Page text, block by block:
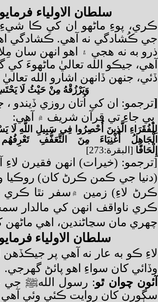
سلطان الاولياء
ڪري، پوءِ ماڻهو ان کي ڪا
جي ڪُشادگي نه آهي. ڪشادگي
ذرو به نه هجي ۽ اهو انهن سان
آهي، جيڪو الله تعاليٰ ماڻهوءَ
ڏئي، جنهن ڏانهن اشارو الله
وَيَرْزُقْهُ مِنْ حَيْثُ لَا
[ترجمو: ان کي اُتان روزي ڏيندو
ٻي جاءِ تي قرآن شريف ۾ آهي:
لِلْفُقَرَاءِ الَّذِينَ أُحْصِرُوا فِي سَبِيلِ اللَّهِ
الْجَاهِلُ أَغْنِيَاءَ مِنَ التَّعَفُّفِ
إِلْحَافًا [البقرة:273]
[ترجمو: (خيرات) انهن فقيرن
(دنيا جي ڪمن ڪرڻ کان) روڪيا
ڪرڻ لاءِ) زمين ۾سفر نٿا
ڪري ناواقف انهن کي مالدار
چهري مان سڃاڻندين، اهي
سلطان الاولياء
لاءِ ڪو به عار نه آهي پر جيڪڏهن
وڏائي کان سواءِ اهو پائڻ گھرجي.
آئون چوان ٿو: رسول اللهﷺ جي
سڳورن کان روايت ڪئي وئي آهي